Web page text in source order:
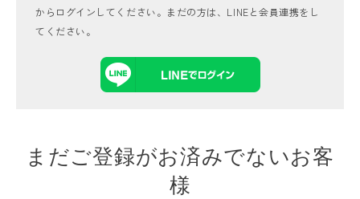
からログインしてください。まだの方は、 LINEと会員連携をし
てください。
まだご登録がお済みでないお客
様